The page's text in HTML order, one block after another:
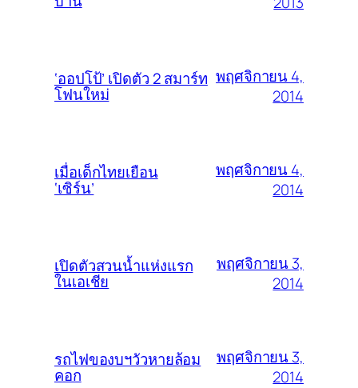
‘ออปโป้’ เปิดตัว 2 สมาร์ท
โฟนใหม่
พฤศจิกายน 4,
2014
เมื่อเด็กไทยเยือน
‘เซิร์น’
พฤศจิกายน 4,
2014
เปิดตัวสวนน้ำแห่งแรก
ในเอเชีย
พฤศจิกายน 3,
2014
รถไฟของบฯวัวหายล้อม
คอก
พฤศจิกายน 3,
2014